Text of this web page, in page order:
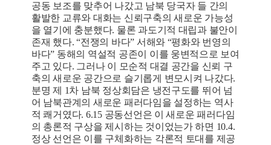
공동 보조를 맞추어 나갔고 남북 당국자 들 간의
활발한 교류와 대화는 신뢰구축의 새로운 가능성
을 열기에 충분했다. 물론 과도기적 대립과 불안이
존재 했다. “전쟁의 바다” 서해와 “평화와 번영의
바다” 동해의 역설적 공존이 이를 웅변적으로 보여
주고 있다. 그러나 이 모순적 대결 공간을 신뢰 구
축의 새로운 공간으로 슬기롭게 변모시켜 나갔다.
분명 제 1차 남북 정상회담은 냉전구도를 뛰어 넘
어 남북관계의 새로운 패러다임을 설정하는 역사
적 쾌거였다. 6.15 공동선언은 이 새로운 패러다임
의 총론적 구상을 제시하는 것이었는가 하면 10.4.
정상 선언은 이를 구체화하는 각론적 토대를 제공